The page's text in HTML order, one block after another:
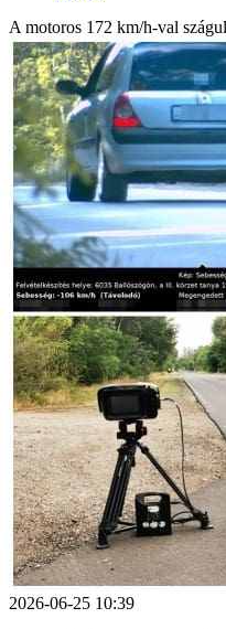
A motoros 172 km/h-val
2026-06-25 10:39